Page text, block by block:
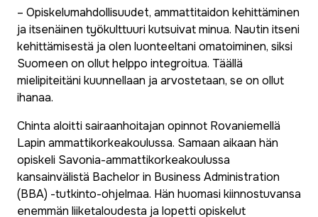
– Opiskelumahdollisuudet, ammattitaidon kehittäminen
ja itsenäinen työkulttuuri kutsuivat minua. Nautin itseni
kehittämisestä ja olen luonteeltani omatoiminen, siksi
Suomeen on ollut helppo integroitua. Täällä
mielipiteitäni kuunnellaan ja arvostetaan, se on ollut
ihanaa.
Chinta aloitti sairaanhoitajan opinnot Rovaniemellä
Lapin ammattikorkeakoulussa. Samaan aikaan hän
opiskeli Savonia-ammattikorkeakoulussa
kansainvälistä Bachelor in Business Administration
(BBA) -tutkinto-ohjelmaa. Hän huomasi kiinnostuvansa
enemmän liiketaloudesta ja lopetti opiskelut